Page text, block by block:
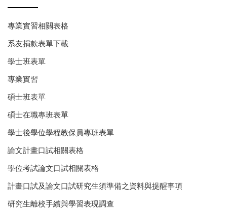
專業實習相關表格
系友捐款表單下載
學士班表單
專業實習
碩士班表單
碩士在職專班表單
學士後學位學程教保員專班表單
論文計畫口試相關表格
學位考試論文口試相關表格
計畫口試及論文口試研究生須準備之資料與提醒事項
研究生離校手續與學習表現調查